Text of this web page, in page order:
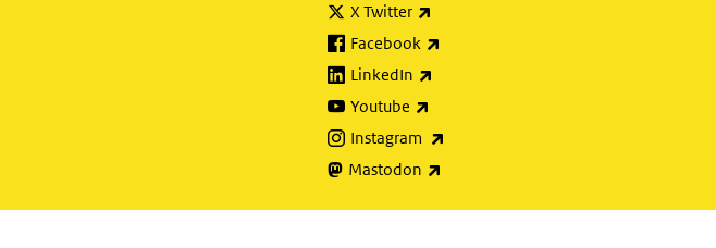
X Twitter
Facebook
LinkedIn
Youtube
Instagram
Mastodon